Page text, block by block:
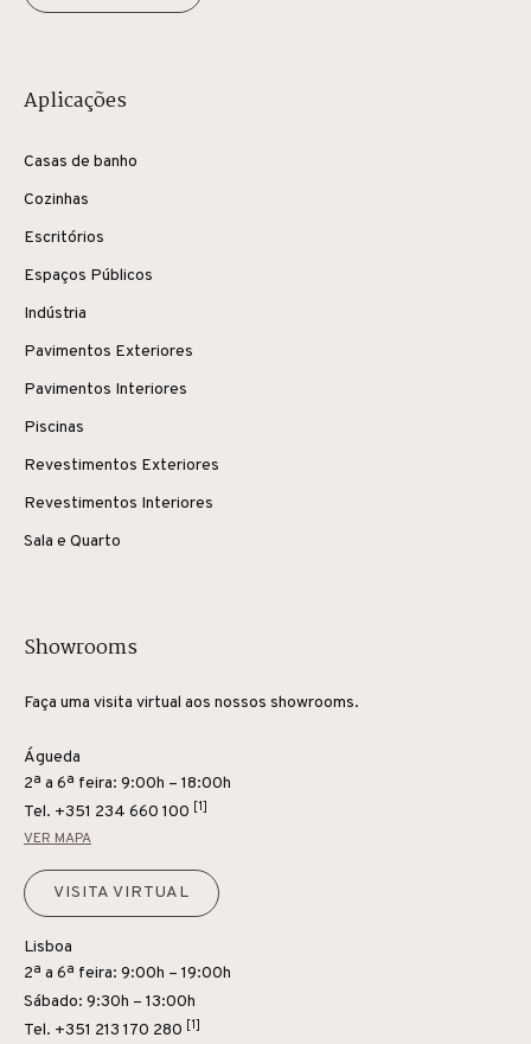
Aplicações
Casas de banho
Cozinhas
Escritórios
Espaços Públicos
Indústria
Pavimentos Exteriores
Pavimentos Interiores
Piscinas
Revestimentos Exteriores
Revestimentos Interiores
Sala e Quarto
Showrooms
Faça uma visita virtual aos nossos showrooms.
Águeda
2ª a 6ª feira: 9:00h – 18:00h
Tel. +351 234 660 100 [1]
VER MAPA
VISITA VIRTUAL
Lisboa
2ª a 6ª feira: 9:00h – 19:00h
Sábado: 9:30h – 13:00h
Tel. +351 213 170 280 [1]